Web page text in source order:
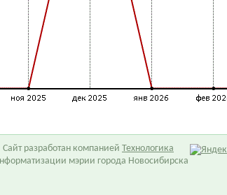
разработан компанией Технологика
мэрии города Новосибирска